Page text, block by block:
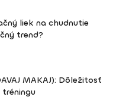
vychádzajúca z karate,
a AFAA CIRCL
na odblokovanie
zameraných na
liek na chudnutie
trend?
MAKAJ): Dôležitosť
tréningu